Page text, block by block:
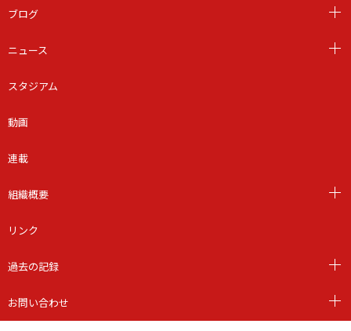
ブログ
ニュース
スタジアム
動画
連載
組織概要
リンク
過去の記録
お問い合わせ